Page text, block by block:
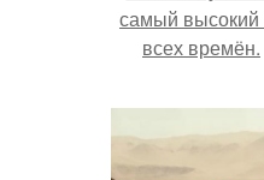
самый высокий
всех времён.